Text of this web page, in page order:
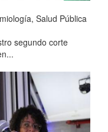
Salud Pública
segundo corte